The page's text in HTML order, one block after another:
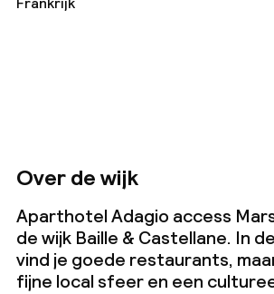
Over de wijk
Aparthotel Adagio access
de wijk Baille & Castellane. In
vind je goede restaurants,
fijne local sfeer en een